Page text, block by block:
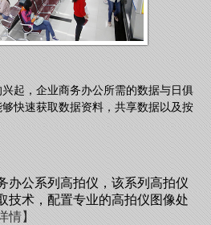
起，企业商务办公所需的数据与日俱
快速获取数据资料，共享数据以及按
办公系列高拍仪，该系列高拍仪
技术，配置专业的高拍仪图像处
情】